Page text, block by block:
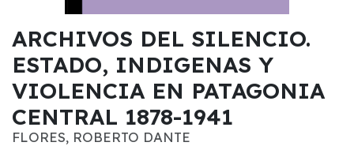
ARCHIVOS DEL SILENCIO.
ESTADO, INDIGENAS Y
VIOLENCIA EN PATAGONIA
CENTRAL 1878-1941
FLORES, ROBERTO DANTE